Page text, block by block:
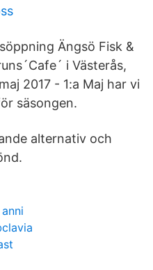
Ängsö Fisk &
i Västerås,
2017 - 1:a Maj har vi
säsongen.
alternativ och